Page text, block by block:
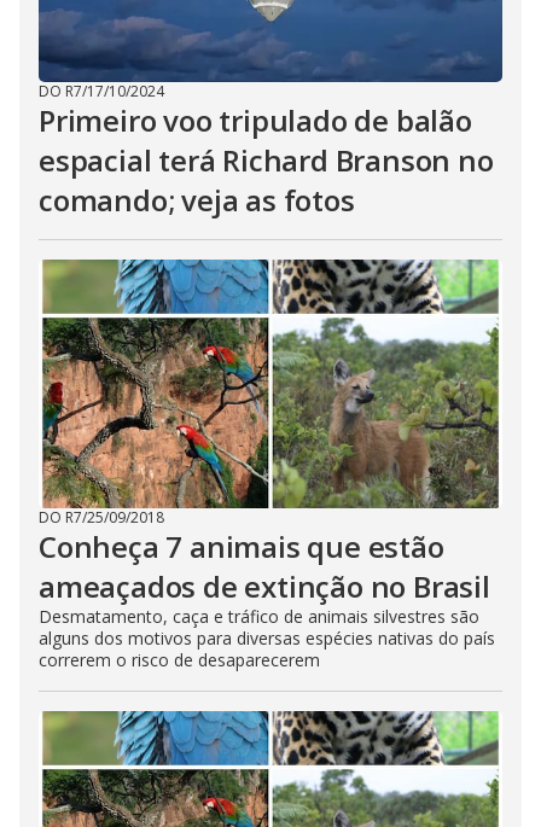
DO R7/17/10/2024
Primeiro voo tripulado de balão
espacial terá Richard Branson no
comando; veja as fotos
DO R7/25/09/2018
Conheça 7 animais que estão
ameaçados de extinção no Brasil
Desmatamento, caça e tráfico de animais silvestres são
alguns dos motivos para diversas espécies nativas do país
correrem o risco de desaparecerem